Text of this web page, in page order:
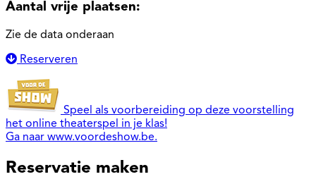
Aantal vrije plaatsen:
Zie de data onderaan
Reserveren
Speel als voorbereiding op deze voorstelling
het online theaterspel in je klas!
Ga naar www.voordeshow.be.
Reservatie maken